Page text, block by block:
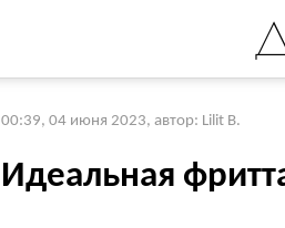
00:39, 04 июня 2023, автор: Lilit B.
Идеальная